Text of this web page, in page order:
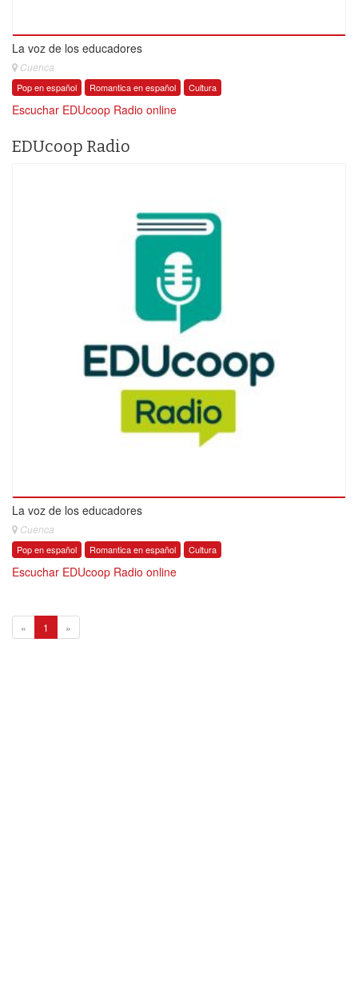
La voz de los educadores
Cuenca
Pop en español Romantica en español Cultura
Escuchar EDUcoop Radio online
EDUcoop Radio
La voz de los educadores
Cuenca
Pop en español Romantica en español Cultura
Escuchar EDUcoop Radio online
« 1 »